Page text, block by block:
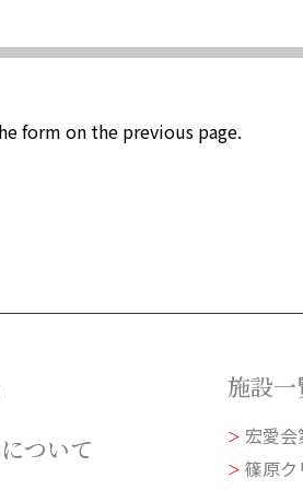
form on the previous page.
ついて
施設一
＞ 宏愛
＞ 篠原ク